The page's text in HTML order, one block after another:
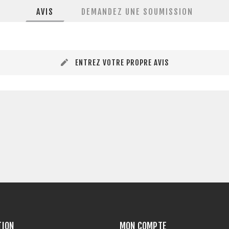
AVIS DEMANDEZ UNE SOUMISSION
ENTREZ VOTRE PROPRE AVIS
MON COMPTE